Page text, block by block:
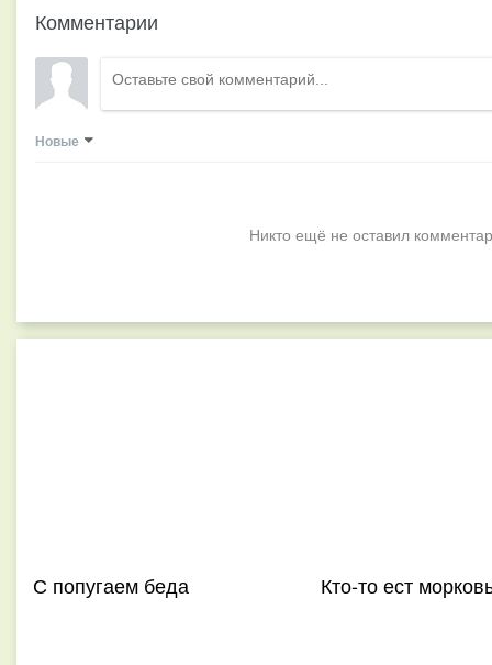
Комментарии
Новые
Никто ещё не оставил
С попугаем беда Кто-то ест